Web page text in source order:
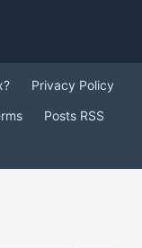
Privacy Policy
Posts RSS